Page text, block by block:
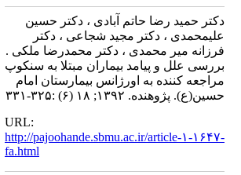
دکتر حمید رضا حاتم آبادی ، دکتر حسین‌
علیمحمدی ، دکتر مجید شجاعی ، دکتر
فرزانه میر محمدی ، دکتر محمدرضا ملکی .
بررسی علل و پیامد بیماران مبتلا به سنکوپ
مراجعه کننده به اورژانس بیمارستان امام
حسین(ع). پژوهنده. ۱۳۹۲; ۱۸ (۶) :۳۲۵-۳۳۱
URL:
http://pajoohande.sbmu.ac.ir/article-۱-۱۶۴۷-
fa.html